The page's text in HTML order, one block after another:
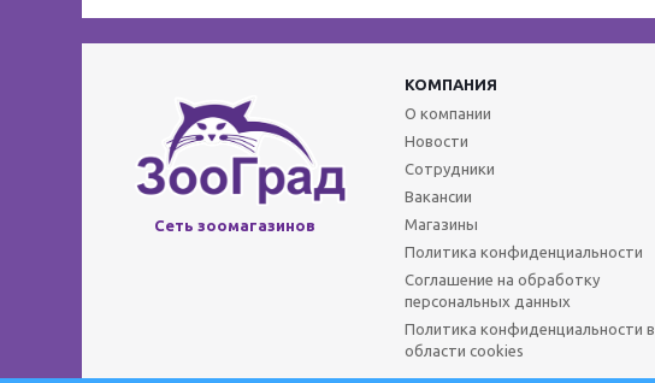
Сеть зоомагазинов
КОМПАНИЯ
О компании
Новости
Сотрудники
Вакансии
Магазины
Политика конфиденциальности
Соглашение на обработку
персональных данных
Политика конфиденциальности в
области cookies